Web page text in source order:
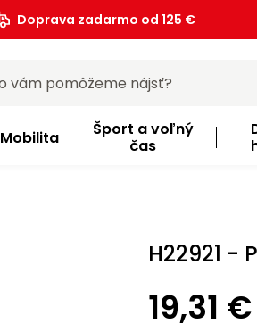
Doprava zadarmo od 125 €
Mobilita
Šport a voľný
čas
H22921 -
19,31 €